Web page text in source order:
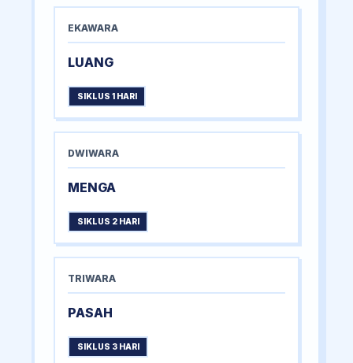
EKAWARA
LUANG
SIKLUS 1 HARI
DWIWARA
MENGA
SIKLUS 2 HARI
TRIWARA
PASAH
SIKLUS 3 HARI